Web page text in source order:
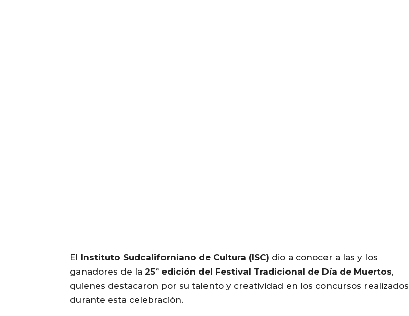
El Instituto Sudcaliforniano de Cultura (ISC) dio a conocer a las y los
ganadores de la 25ª edición del Festival Tradicional de Día de Muertos,
quienes destacaron por su talento y creatividad en los concursos realizados
durante esta celebración.